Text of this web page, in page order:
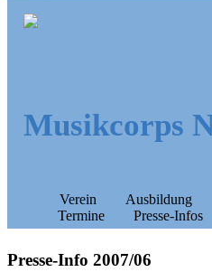
Musikcorps
Verein Ausbildung
Termine
Presse-Infos
Presse-Info 2007/06